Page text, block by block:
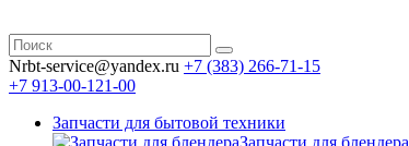
Nrbt-service@yandex.ru +7 (383) 266-71-15
+7 913-00-121-00
Запчасти для бытовой техники